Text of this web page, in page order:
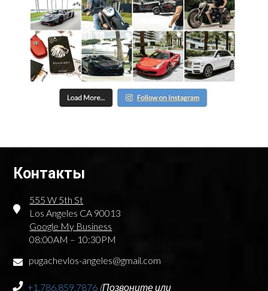
Контакты
555 W 5th St
Los Angeles CA 90013
Google My Business
08:00AM – 10:30PM
pugachevlos-angeles@gmail.com
+1.786.859.7876 (Позвоните или